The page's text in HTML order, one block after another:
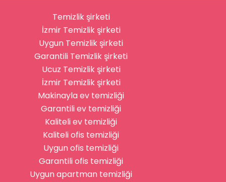
Temizlik şirketi
İzmir Temizlik şirketi
Uygun Temizlik şirketi
Garantili Temizlik şirketi
Ucuz Temizlik şirketi
İzmir Temizlik şirketi
Makinayla ev temizliği
Garantili ev temizliği
Kaliteli ev temizliği
Kaliteli ofis temizliği
Uygun ofis temizliği
Garantili ofis temizliği
Uygun apartman temizliği